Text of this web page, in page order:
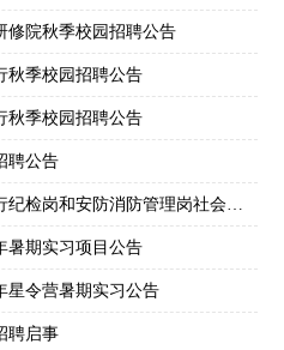
修院秋季校园招聘公告
秋季校园招聘公告
秋季校园招聘公告
聘公告
2025年中国工商银行浙江省分行纪检岗和安防消防管理岗社会招聘公告
暑期实习项目公告
星令营暑期实习公告
聘启事